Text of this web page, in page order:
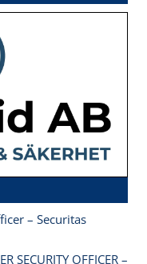
– Securitas
SECURITY OFFICER –